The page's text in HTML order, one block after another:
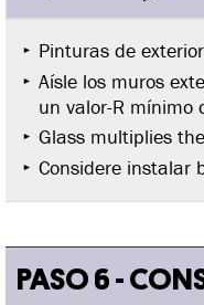
Pinturas de
Aísle los muros
un valor-R mínimo
Glass multiplies
Considere instalar
PASO 6 -